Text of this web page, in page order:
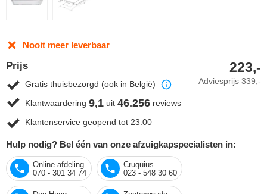
Nooit meer leverbaar
Prijs
Adviesprijs 339,-
223,-
Gratis thuisbezorgd (ook in België)
Klantwaardering 9,1 uit 46.256 reviews
Klantenservice geopend tot 23:00
Hulp nodig? Bel één van onze afzuigkapspecialisten in:
Online afdeling
070 - 301 34 74
Cruquius
023 - 548 30 60